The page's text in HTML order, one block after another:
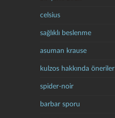
celsius
sağlıklı beslenme
asuman krause
kulzos hakkında öneriler
spider-noir
barbar sporu